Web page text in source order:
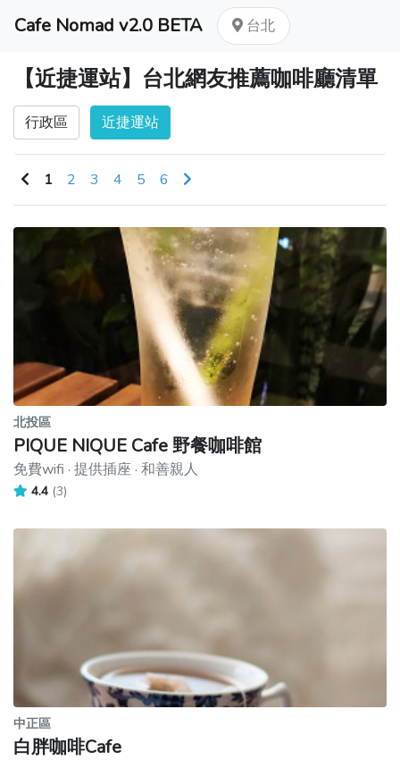
Cafe Nomad v2.0 BETA 台北
【近捷運站】台北網友推薦咖啡廳清單
行政區 近捷運站
1 2 3 4 5 6
北投區
PIQUE NIQUE Cafe 野餐咖啡館
免費wifi · 提供插座 · 和善親人
4.4 (3)
中正區
白胖咖啡Cafe